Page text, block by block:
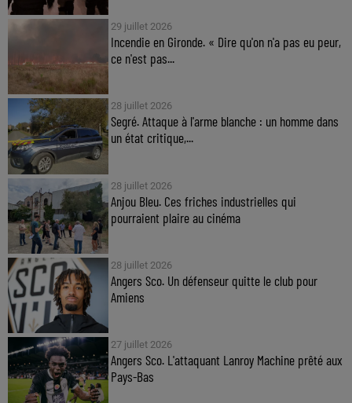
29 juillet 2026
Incendie en Gironde. « Dire qu'on n'a pas eu peur,
ce n'est pas...
28 juillet 2026
Segré. Attaque à l'arme blanche : un homme dans
un état critique,...
28 juillet 2026
Anjou Bleu. Ces friches industrielles qui
pourraient plaire au cinéma
28 juillet 2026
Angers Sco. Un défenseur quitte le club pour
Amiens
27 juillet 2026
Angers Sco. L'attaquant Lanroy Machine prêté aux
Pays-Bas